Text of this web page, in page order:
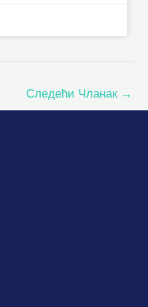
Следећи Чланак →